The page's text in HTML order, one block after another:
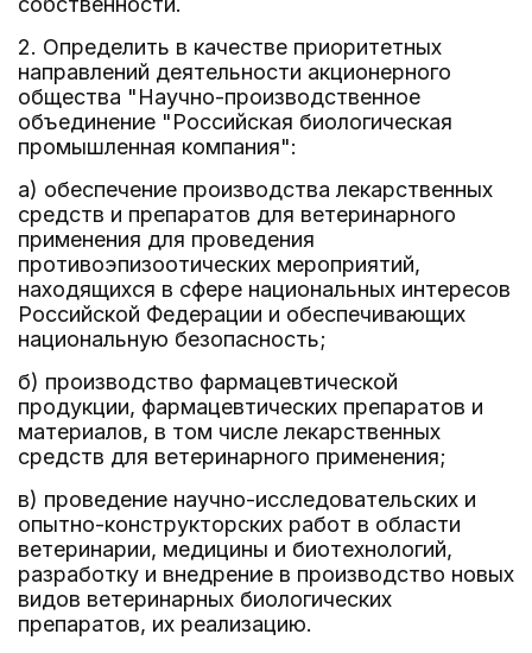
2. Определить в качестве приоритетных
направлений деятельности акционерного
общества "Научно-производственное
объединение "Российская биологическая
промышленная компания":
а) обеспечение производства лекарственных
средств и препаратов для ветеринарного
применения для проведения
противоэпизоотических мероприятий,
находящихся в сфере национальных интересов
Российской Федерации и обеспечивающих
национальную безопасность;
б) производство фармацевтической
продукции, фармацевтических препаратов и
материалов, в том числе лекарственных
средств для ветеринарного применения;
в) проведение научно-исследовательских и
опытно-конструкторских работ в области
ветеринарии, медицины и биотехнологий,
разработку и внедрение в производство новых
видов ветеринарных биологических
препаратов, их реализацию.